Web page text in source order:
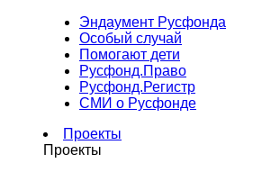
Эндаумент Русфонда
Особый случай
Помогают дети
Русфонд.Право
Русфонд.Регистр
СМИ о Русфонде
Проекты
Проекты